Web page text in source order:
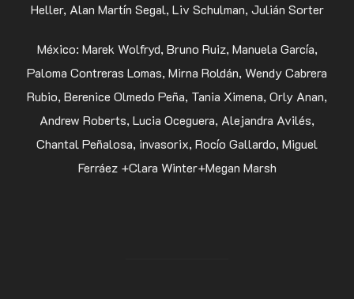
Heller, Alan Martín Segal, Liv Schulman, Julián Sorter
México: Marek Wolfryd, Bruno Ruiz, Manuela García,
Paloma Contreras Lomas, Mirna Roldán, Wendy Cabrera
Rubio, Berenice Olmedo Peña, Tania Ximena, Orly Anan,
Andrew Roberts, Lucia Oceguera, Alejandra Avilés,
Chantal Peñalosa, invasorix, Rocío Gallardo, Miguel
Ferráez +Clara Winter+Megan Marsh